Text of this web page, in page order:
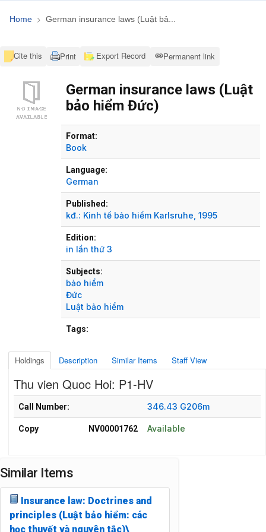
Home German insurance laws (Luật bả...
Cite this Print Export Record Permanent link
German insurance laws (Luật
bảo hiểm Đức)
Format:
Book
Language:
German
Published:
kđ.: Kinh tế bảo hiểm Karlsruhe, 1995
Edition:
in lần thứ 3
Subjects:
bảo hiểm
Đức
Luật bảo hiểm
Tags:
Holdings Description Similar Items Staff View
Thu vien Quoc Hoi: P1-HV
Call Number: 346.43 G206m
Copy NV00001762 Available
Similar Items
Insurance law: Doctrines and
principles (Luật bảo hiểm: các
học thuyết và nguyên tắc)\